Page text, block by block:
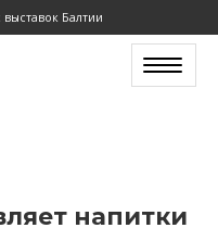
Балтии
Toggle
напитки